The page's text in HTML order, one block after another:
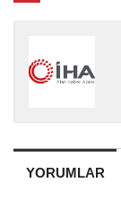
YORUMLAR